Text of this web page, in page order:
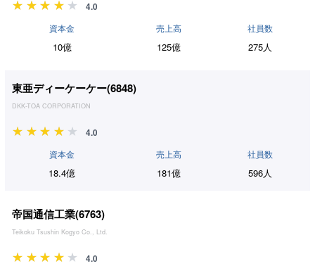
4.0
資本金
10億
売上高
125億
社員数
275人
東亜ディーケーケー(6848)
DKK-TOA CORPORATION
4.0
資本金
18.4億
売上高
181億
社員数
596人
帝国通信工業(6763)
Teikoku Tsushin Kogyo Co., Ltd.
4.0